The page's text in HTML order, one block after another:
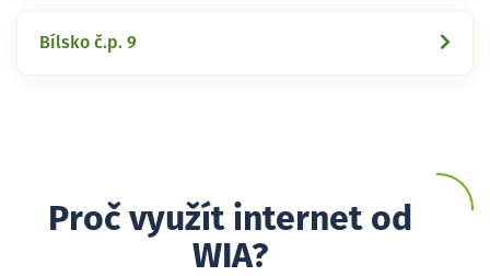
Bílsko č.p. 9
Proč využít internet od
WIA?